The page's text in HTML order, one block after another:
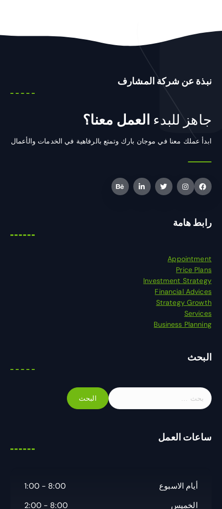
نبذة عن شركة المشارف
جاهز للبدء العمل معنا؟
ابدأ عملك معنا في موجان بارك وتمتع بالرفاهية في الخدمات والأعمال
رابط هامة
Appointment
Price Plans
Investment Strategy
Financial Advices
Strategy Growth
Services
Business Planning
البحث
ا
ل
ث
ساعات العمل
أيام الاسبوع
8:00 - 1:00
الخميس
8:00 - 2:00